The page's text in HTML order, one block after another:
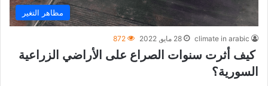
مظاهر التغير
climate in arabic 28 مايو, 2022 872
كيف أثرت سنوات الصراع على الأراضي الزراعية
السورية؟